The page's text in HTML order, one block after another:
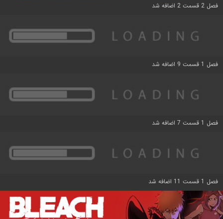
فصل 2 قسمت 2 اضافه شد
فصل 1 قسمت 9 اضافه شد
فصل 1 قسمت 7 اضافه شد
فصل 1 قسمت 11 اضافه شد